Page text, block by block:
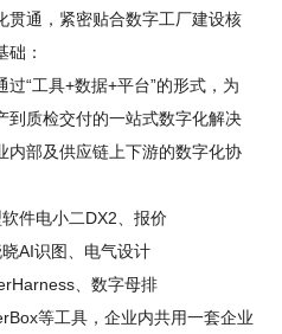
通，紧密贴合数字工厂建设核
：
过“工具+数据+平台”的形式，为
到质检交付的一站式数字化解决
内部及供应链上下游的数字化协
软件电小二DX2、报价
AI识图、电气设计
、数字母排
等工具，企业内共用一套企业